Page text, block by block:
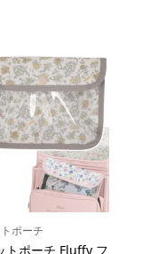
ポーチ
トポーチ Fluffy フ